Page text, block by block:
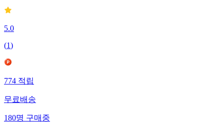
5.0
(1)
774 적립
무료배송
180명 구매중